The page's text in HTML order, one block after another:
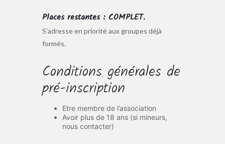
Places restantes : COMPLET.
S’adresse en priorité aux groupes déjà
formés.
Conditions générales de
pré-inscription
Etre membre de l’association
Avoir plus de 18 ans (si mineurs,
nous contacter)